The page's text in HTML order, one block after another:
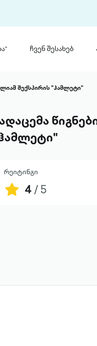
პრემია „საბა“
ჩვენ შესახებ
შექსპირის "ჰამლეტი"
რეიტინგი
4/ 5